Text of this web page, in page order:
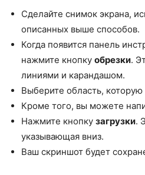
Сделайте снимок экрана,
описанных выше способов.
Когда появится панель
нажмите кнопку обрезки.
линиями и карандашом.
Выберите область, которую
Кроме того, вы можете
Нажмите кнопку загрузки.
указывающая вниз.
Ваш скриншот будет